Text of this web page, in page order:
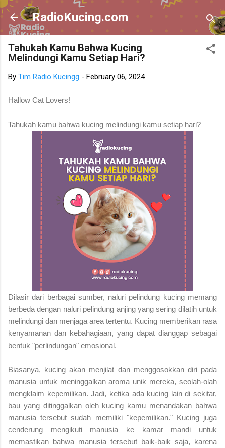
Skip to main content
RadioKucing.com
Tahukah Kamu Bahwa Kucing
Melindungi Kamu Setiap Hari?
By Tim Radio Kucingg - February 06, 2024
Hallow Cat Lovers!
Tahukah kamu bahwa kucing melindungi kamu setiap hari?
Dilasir dari berbagai sumber, naluri pelindung kucing memang
berbeda dengan naluri pelindung anjing yang sering dilatih untuk
melindungi dan menjaga area tertentu. Kucing memberikan rasa
kenyamanan dan kebahagiaan, yang dapat dianggap sebagai
bentuk "perlindungan" emosional.
Biasanya, kucing akan menjilat dan menggosokkan diri pada
manusia untuk meninggalkan aroma unik mereka, seolah-olah
mengklaim kepemilikan. Jadi, ketika ada kucing lain di sekitar,
bau yang ditinggalkan oleh kucing kamu menandakan bahwa
manusia tersebut sudah memiliki "kepemilikan." Kucing juga
cenderung mengikuti manusia ke kamar mandi untuk
memastikan bahwa manusia tersebut baik-baik saja, karena